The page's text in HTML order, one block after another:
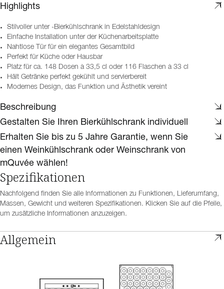
Highlights
Stilvoller unter -Bierkühlschrank in Edelstahldesign
Einfache Installation unter der Küchenarbeitsplatte
Nahtlose Tür für ein elegantes Gesamtbild
Perfekt für Küche oder Hausbar
Platz für ca. 148 Dosen à 33,5 cl oder 116 Flaschen à 33 cl
Hält Getränke perfekt gekühlt und servierbereit
Modernes Design, das Funktion und Ästhetik vereint
Beschreibung
Gestalten Sie Ihren Bierkühlschrank individuell
Erhalten Sie bis zu 5 Jahre Garantie, wenn Sie
einen Weinkühlschrank oder Weinschrank von
mQuvée wählen!
Spezifikationen
Nachfolgend finden Sie alle Informationen zu Funktionen, Lieferumfang,
Massen, Gewicht und weiteren Spezifikationen. Klicken Sie auf die Pfeile,
um zusätzliche Informationen anzuzeigen.
Allgemein